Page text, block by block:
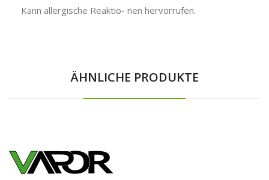
Kann allergische Reaktio- nen hervorrufen.
ÄHNLICHE PRODUKTE